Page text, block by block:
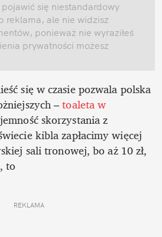
pojawić się niestandardowy
reklama, ale nie widzisz
ponieważ nie wyraziłeś
prywatności możesz
się w czasie pozwala polska
– toaleta w
skorzystania z
kibla zapłacimy więcej
sali tronowej, bo aż 10 zł,
to
REKLAMA